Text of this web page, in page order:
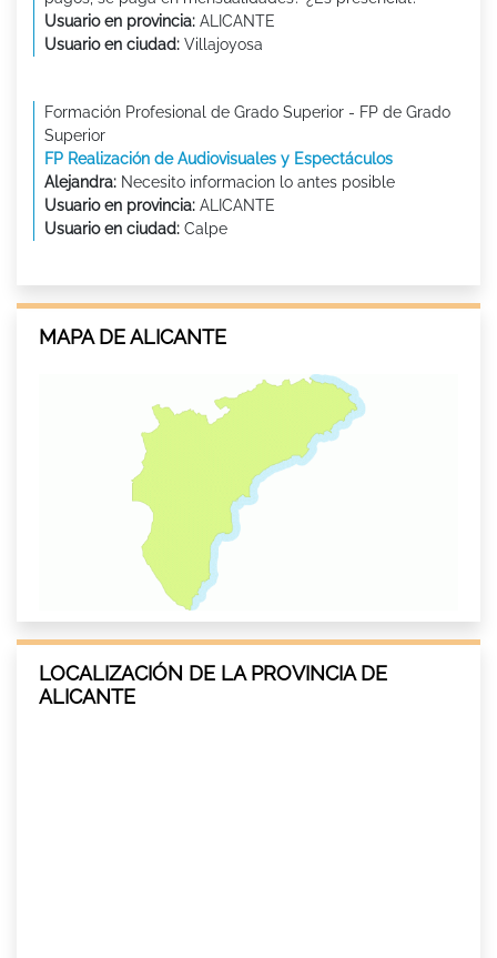
Usuario en provincia: ALICANTE
Usuario en ciudad: Villajoyosa
Formación Profesional de Grado Superior - FP de Grado
Superior
FP Realización de Audiovisuales y Espectáculos
Alejandra: Necesito informacion lo antes posible
Usuario en provincia: ALICANTE
Usuario en ciudad: Calpe
MAPA DE ALICANTE
LOCALIZACIÓN DE LA PROVINCIA DE
ALICANTE